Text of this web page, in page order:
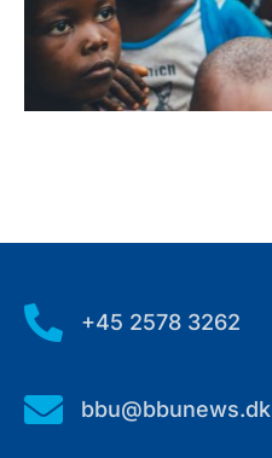
 +45 2578 3262
 bbu@bbunews.dk